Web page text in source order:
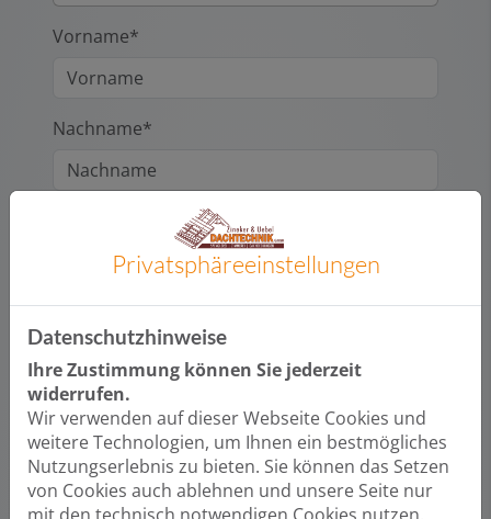
Vorname*
Nachname*
Hausnummer
PLZ
Ort
Privatsphäre­einstellungen
Datenschutzhinweise
Ihre Zustimmung können Sie jederzeit
widerrufen.
Wir verwenden auf dieser Webseite Cookies und
weitere Technologien, um Ihnen ein bestmögliches
Nutzungserlebnis zu bieten. Sie können das Setzen
von Cookies auch ablehnen und unsere Seite nur